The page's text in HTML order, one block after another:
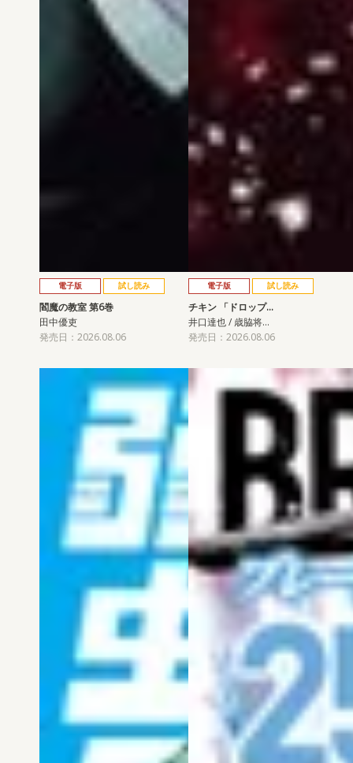
電子版 試し読み
閻魔の教室 第6巻
田中優吏
発売日：2026.08.06
電子版 試し読み
チキン 「ドロップ…
井口達也 / 歳脇将…
発売日：2026.08.06